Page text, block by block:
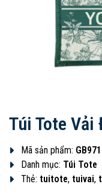
Túi Tote Vải
Mã sản phẩm:
Danh mục: Túi Tote
Thẻ: tuitote, tuivai,